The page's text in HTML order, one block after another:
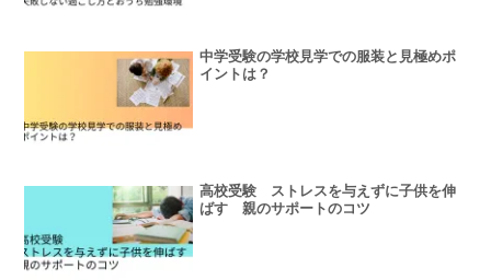
中学受験の学校見学での服装と見極めポ
イントは？
高校受験 ストレスを与えずに子供を伸
ばす 親のサポートのコツ